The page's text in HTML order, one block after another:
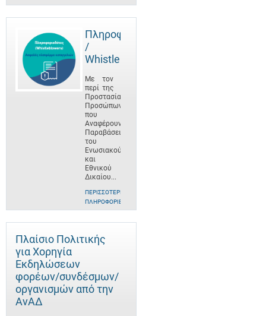
Πληροφοριοδότες
/
Whistleblowers
Με τον
περί της
Προστασίας
Προσώπων
που
Αναφέρουν
Παραβάσεις
του
Ενωσιακού
και
Εθνικού
Δικαίου...
ΠΕΡΙΣΣΌΤΕΡΕΣ
ΠΛΗΡΟΦΟΡΊΕΣ
Πλαίσιο Πολιτικής
για Χορηγία
Εκδηλώσεων
φορέων/συνδέσμων/
οργανισμών από την
ΑνΑΔ